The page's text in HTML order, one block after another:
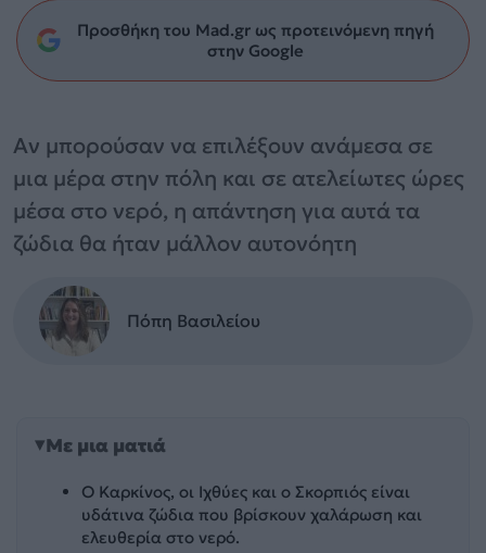
Προσθήκη του Mad.gr ως προτεινόμενη πηγή
στην Google
Αν μπορούσαν να επιλέξουν ανάμεσα σε
μια μέρα στην πόλη και σε ατελείωτες ώρες
μέσα στο νερό, η απάντηση για αυτά τα
ζώδια θα ήταν μάλλον αυτονόητη
Πόπη Βασιλείου
Με μια ματιά
Ο Καρκίνος, οι Ιχθύες και ο Σκορπιός είναι
υδάτινα ζώδια που βρίσκουν χαλάρωση και
ελευθερία στο νερό.